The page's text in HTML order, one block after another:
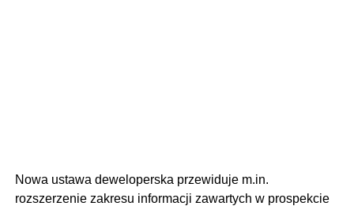
Nowa ustawa deweloperska przewiduje m.in.
rozszerzenie zakresu informacji zawartych w prospekcie